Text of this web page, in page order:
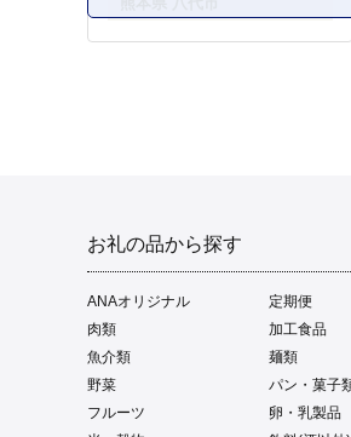
お礼の品から探す
ANAオリジナル 定期便
肉類
加工食品
魚介類
麺類
野菜
パン・菓子
フルーツ
卵・乳製品